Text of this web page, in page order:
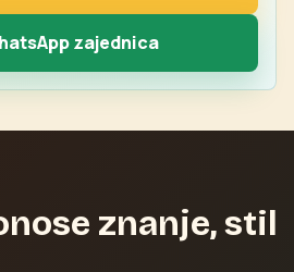
zajednica
znanje, stil